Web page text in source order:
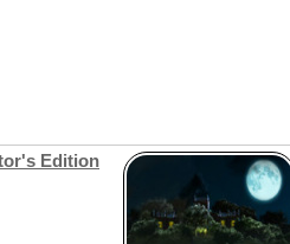
Edition